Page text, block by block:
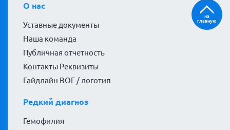
О нас
Уставные документы
Наша команда
Публичная отчетность
Контакты Реквизиты
Гайдлайн ВОГ / логотип
Редкий диагноз
Гемофилия
на
главную